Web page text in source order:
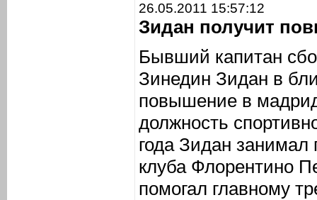
26.05.2011 15:57:12
Зидан получит
Бывший капитан
Зинедин Зидан в
повышение в
должность
года Зидан занимал
клуба Флорентино
помогал главному